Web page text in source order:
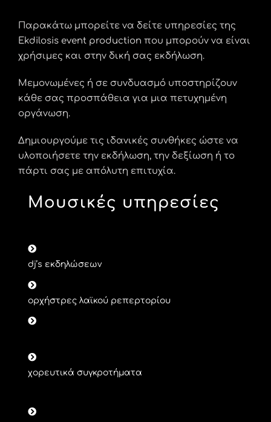
Παρακάτω μπορείτε να δείτε υπηρεσίες της
Ekdilosis event production που μπορούν να είναι
χρήσιμες και στην δική σας εκδήλωση.
Μεμονωμένες ή σε συνδυασμό υποστηρίζουν
κάθε σας προσπάθεια για μια πετυχημένη
οργάνωση.
Δημιουργούμε τις ιδανικές συνθήκες ώστε να
υλοποιήσετε την εκδήλωση, την δεξίωση ή το
πάρτι σας με απόλυτη επιτυχία.
Μουσικές υπηρεσίες
dj’s εκδηλώσεων
ορχήστρες λαϊκού ρεπερτορίου
χορευτικά συγκροτήματα